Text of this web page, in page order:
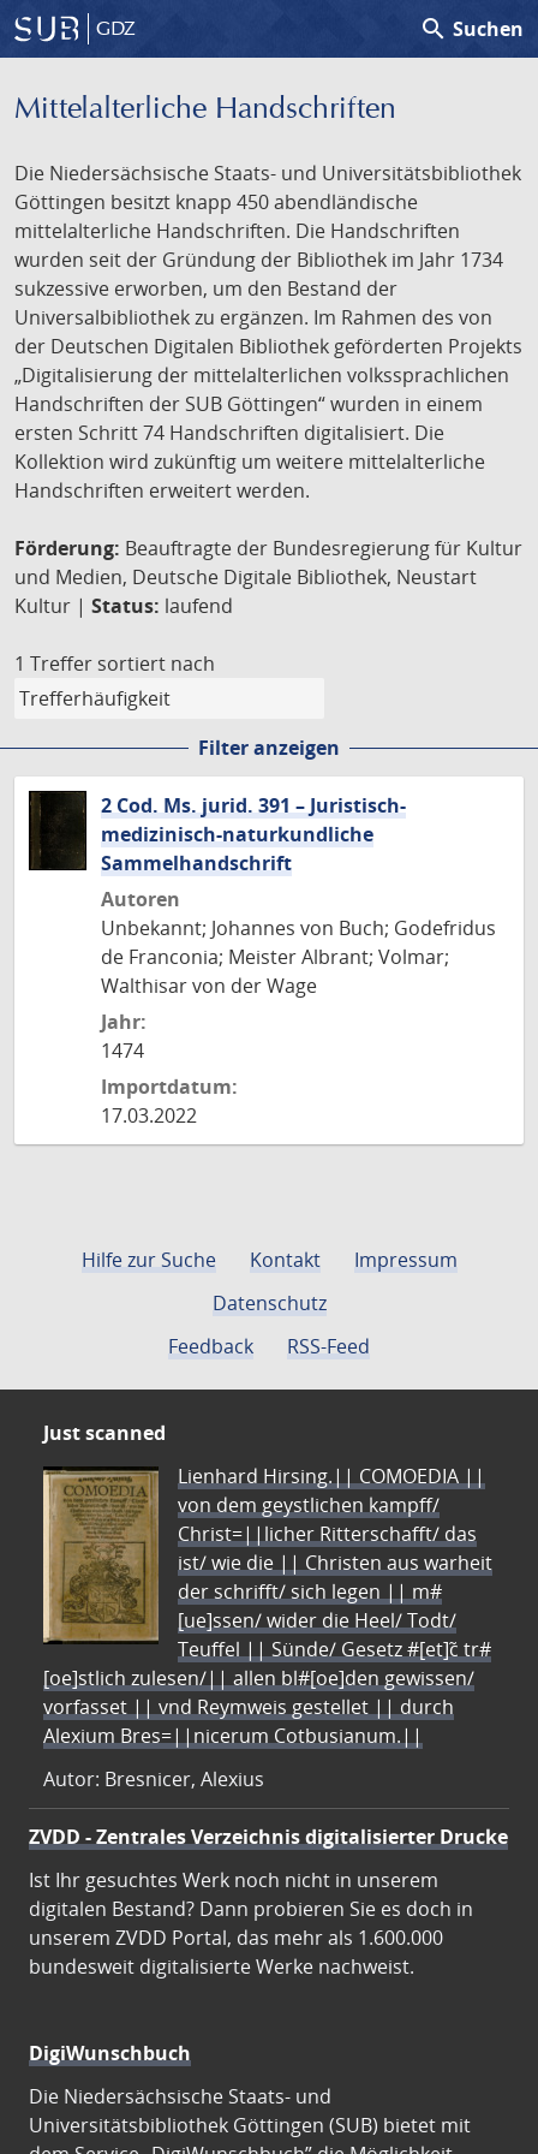
GDZ search Suchen
Mittelalterliche Handschriften
Die Niedersächsische Staats- und Universitätsbibliothek
Göttingen besitzt knapp 450 abendländische
mittelalterliche Handschriften. Die Handschriften
wurden seit der Gründung der Bibliothek im Jahr 1734
sukzessive erworben, um den Bestand der
Universalbibliothek zu ergänzen. Im Rahmen des von
der Deutschen Digitalen Bibliothek geförderten Projekts
„Digitalisierung der mittelalterlichen volkssprachlichen
Handschriften der SUB Göttingen“ wurden in einem
ersten Schritt 74 Handschriften digitalisiert. Die
Kollektion wird zukünftig um weitere mittelalterliche
Handschriften erweitert werden.
Förderung: Beauftragte der Bundesregierung für Kultur
und Medien, Deutsche Digitale Bibliothek, Neustart
Kultur | Status: laufend
1 Treffer sortiert nach
Filter anzeigen
2 Cod. Ms. jurid. 391 – Juristisch-
medizinisch-naturkundliche
Sammelhandschrift
Autoren
Unbekannt; Johannes von Buch; Godefridus
de Franconia; Meister Albrant; Volmar;
Walthisar von der Wage
Jahr:
1474
Importdatum:
17.03.2022
Hilfe zur Suche Kontakt
Impressum
Datenschutz
Feedback
RSS-Feed
Just scanned
Lienhard Hirsing.|| COMOEDIA ||
von dem geystlichen kampff/
Christ=||licher Ritterschafft/ das
ist/ wie die || Christen aus warheit
der schrifft/ sich legen || m#
[ue]ssen/ wider die Heel/ Todt/
Teuffel || Sünde/ Gesetz #[et]c̃ tr#
[oe]stlich zulesen/|| allen bl#[oe]den gewissen/
vorfasset || vnd Reymweis gestellet || durch
Alexium Bres=||nicerum Cotbusianum.||
Autor: Bresnicer, Alexius
ZVDD - Zentrales Verzeichnis digitalisierter Drucke
Ist Ihr gesuchtes Werk noch nicht in unserem
digitalen Bestand? Dann probieren Sie es doch in
unserem ZVDD Portal, das mehr als 1.600.000
bundesweit digitalisierte Werke nachweist.
DigiWunschbuch
Die Niedersächsische Staats- und
Universitätsbibliothek Göttingen (SUB) bietet mit